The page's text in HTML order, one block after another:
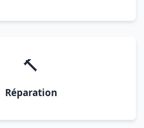
🔨
Réparation